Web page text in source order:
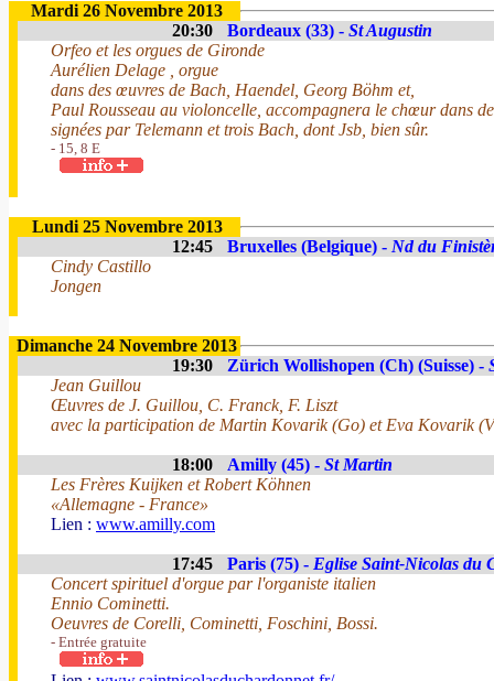
Mardi 26 Novembre 2013
20:30
Bordeaux (33) - St Augustin
Orfeo et les orgues de Gironde
Aurélien Delage , orgue
dans des œuvres de Bach, Haendel, Georg Böhm et,
Paul Rousseau au violoncelle, accompagnera le chœur dans
signées par Telemann et trois Bach, dont Jsb, bien sûr.
- 15, 8 E
Lundi 25 Novembre 2013
12:45
Bruxelles (Belgique) - Nd du
Cindy Castillo
Jongen
Dimanche 24 Novembre 2013
19:30
Zürich Wollishopen (Ch) (Suisse) -
Jean Guillou
Œuvres de J. Guillou, C. Franck, F. Liszt
avec la participation de Martin Kovarik (Go) et Eva Kovarik
18:00 Amilly (45) - St Martin
Les Frères Kuijken et Robert Köhnen
«Allemagne - France»
Lien : www.amilly.com
17:45 Paris (75) - Eglise Saint-Nicolas du
Concert spirituel d'orgue par l'organiste italien
Ennio Cominetti.
Oeuvres de Corelli, Cominetti, Foschini, Bossi.
- Entrée gratuite